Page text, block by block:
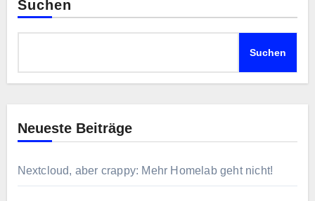
Suchen
Suchen
Neueste Beiträge
Nextcloud, aber crappy: Mehr Homelab geht nicht!